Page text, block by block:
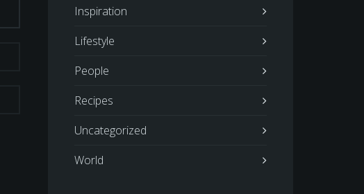
Inspiration
Lifestyle
People
Recipes
Uncategorized
World